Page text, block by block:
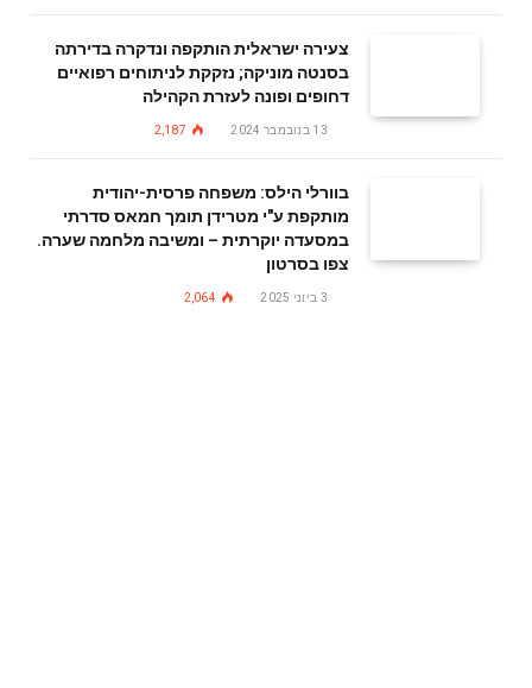
צעירה ישראלית הותקפה ונדקרה בדירתה
בסנטה מוניקה; נזקקת לניתוחים רפואיים
דחופים ופונה לעזרת הקהילה
13 בנובמבר 2024 2,187
בוורלי הילס: משפחה פרסית-יהודית
מותקפת ע"י מטרידן תומך חמאס סדרתי
במסעדה יוקרתית – ומשיבה מלחמה שערה.
צפו בסרטון
3 ביוני 2025 2,064